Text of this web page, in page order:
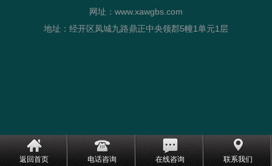
网址：www.xawgbs.com
地址：经开区凤城九路鼎正中央领郡5幢1单元1层
返回首页 电话咨询 在线咨询 联系我们